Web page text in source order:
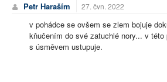
Petr Haraším 27. čvn. 2022
v pohádce se ovšem se zlem bojuje
kňučením do své zatuchlé nory... v
s úsměvem ustupuje.